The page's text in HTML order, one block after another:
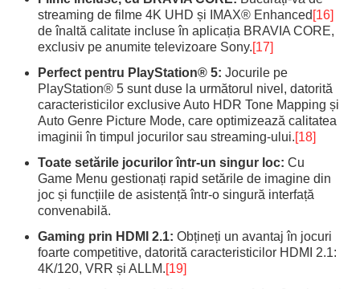
streaming de filme 4K UHD și IMAX® Enhanced [16]
de înaltă calitate incluse în aplicația BRAVIA CORE,
exclusiv pe anumite televizoare Sony.[17]
Perfect pentru PlayStation® 5:Jocurile pe
PlayStation® 5 sunt duse la următorul nivel, datorită
caracteristicilor exclusive Auto HDR Tone Mapping și
Auto Genre Picture Mode, care optimizează calitatea
imaginii în timpul jocurilor sau streaming-ului.[18]
Toate setările jocurilor într-un singur loc:Cu
Game Menu gestionați rapid setările de imagine din
joc și funcțiile de asistență într-o singură interfață
convenabilă.
Gaming prin HDMI 2.1:Obțineți un avantaj în jocuri
foarte competitive, datorită caracteristicilor HDMI 2.1:
4K/120, VRR și ALLM.[19]